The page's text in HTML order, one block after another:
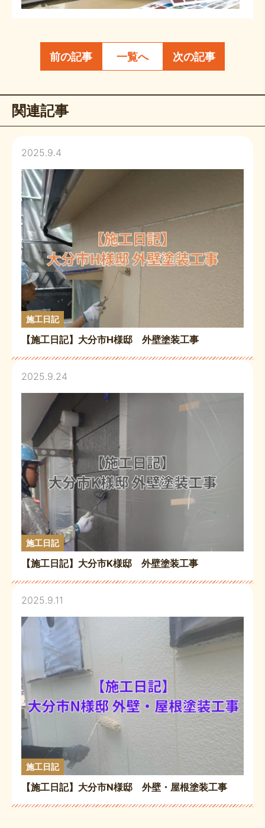
前の記事 一覧へ 次の記事
関連記事
2025.9.4
施工日記
【施工日記】大分市H様邸 外壁塗装工事
2025.9.24
施工日記
【施工日記】大分市K様邸 外壁塗装工事
2025.9.11
施工日記
【施工日記】大分市N様邸 外壁・屋根塗装工事